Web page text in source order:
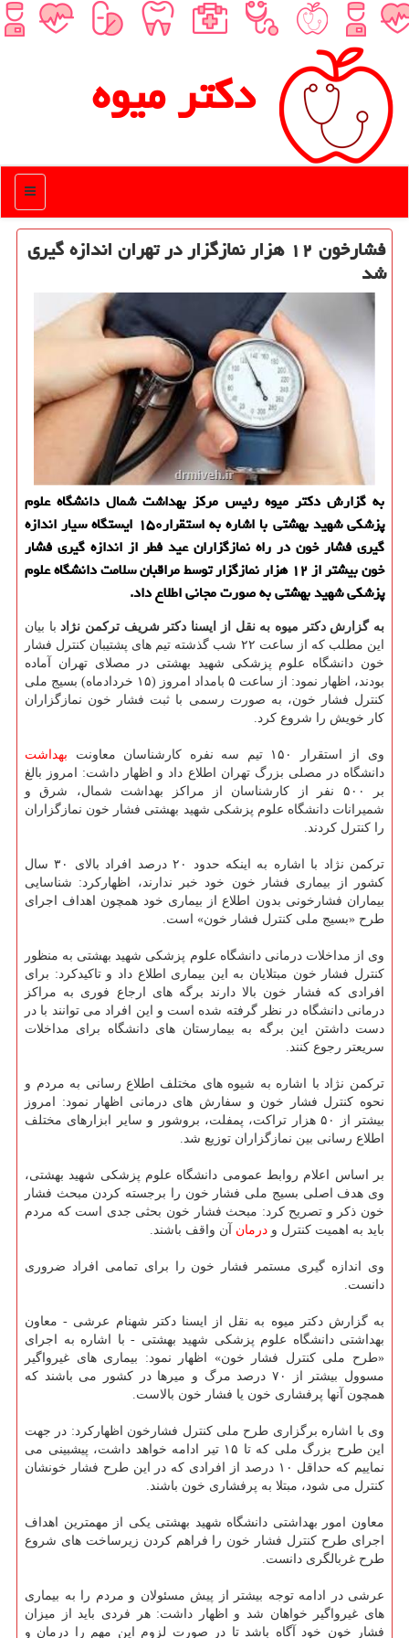
دكتر میوه
منو
فشارخون ۱۲ هزار نمازگزار در تهران اندازه گیری
شد
به گزارش دكتر میوه رئیس مركز بهداشت شمال دانشگاه علوم
پزشكی شهید بهشتی با اشاره به استقرار۱۵۰ ایستگاه سیار اندازه
گیری فشار خون در راه نمازگزاران عید فطر از اندازه گیری فشار
خون بیشتر از ۱۲ هزار نمازگزار توسط مراقبان سلامت دانشگاه علوم
پزشكی شهید بهشتی به صورت مجانی اطلاع داد.
به گزارش دكتر میوه به نقل از ایسنا دكتر شریف تركمن نژادبا بیان
این مطلب كه از ساعت ۲۲ شب گذشته تیم های پشتیبان كنترل فشار
خون دانشگاه علوم پزشكی شهید بهشتی در مصلای تهران آماده
بودند، اظهار نمود: از ساعت ۵ بامداد امروز (۱۵ خردادماه) بسیج ملی
كنترل فشار خون، به صورت رسمی با ثبت فشار خون نمازگزاران
كار خویش را شروع كرد.
وی از استقرار ۱۵۰ تیم سه نفره كارشناسان معاونت
بهداشت
دانشگاه در مصلی بزرگ تهران اطلاع داد و اظهار داشت: امروز بالغ
بر ۵۰۰ نفر از كارشناسان از مراكز بهداشت شمال، شرق و
شمیرانات دانشگاه علوم پزشكی شهید بهشتی فشار خون نمازگزاران
را كنترل كردند.
تركمن نژاد با اشاره به اینكه حدود ۲۰ درصد افراد بالای ۳۰ سال
كشور از بیماری فشار خون خود خبر ندارند، اظهاركرد: شناسایی
بیماران فشارخونی بدون اطلاع از بیماری خود همچون اهداف اجرای
طرح «بسیج ملی كنترل فشار خون» است.
وی از مداخلات درمانی دانشگاه علوم پزشكی شهید بهشتی به منظور
كنترل فشار خون مبتلایان به این بیماری اطلاع داد و تاكیدكرد: برای
افرادی كه فشار خون بالا دارند برگه های ارجاع فوری به مراكز
درمانی دانشگاه در نظر گرفته شده است و این افراد می توانند با در
دست داشتن این برگه به بیمارستان های دانشگاه برای مداخلات
سریعتر رجوع كنند.
تركمن نژاد با اشاره به شیوه های مختلف اطلاع رسانی به مردم و
نحوه كنترل فشار خون و سفارش های درمانی اظهار نمود: امروز
بیشتر از ۵۰ هزار تراكت، پمفلت، بروشور و سایر ابزارهای مختلف
اطلاع رسانی بین نمازگزاران توزیع شد.
بر اساس اعلام روابط عمومی دانشگاه علوم پزشكی شهید بهشتی،
وی هدف اصلی بسیج ملی فشار خون را برجسته كردن مبحث فشار
خون ذكر و تصریح كرد: مبحث فشار خون بحثی جدی است كه مردم
باید به اهمیت كنترل و درمان آن واقف باشند.
وی اندازه گیری مستمر فشار خون را برای تمامی افراد ضروری
دانست.
به گزارش دكتر میوه به نقل از ایسنا دكتر شهنام عرشی - معاون
بهداشتی دانشگاه علوم پزشكی شهید بهشتی - با اشاره به اجرای
«طرح ملی كنترل فشار خون» اظهار نمود: بیماری های غیرواگیر
مسوول بیشتر از ۷۰ درصد مرگ و میرها در كشور می باشند كه
همچون آنها پرفشاری خون یا فشار خون بالاست.
وی با اشاره برگزاری طرح ملی كنترل فشارخون اظهاركرد: در جهت
این طرح بزرگ ملی كه تا ۱۵ تیر ادامه خواهد داشت، پیشبینی می
نماییم كه حداقل ۱۰ درصد از افرادی كه در این طرح فشار خونشان
كنترل می شود، مبتلا به پرفشاری خون باشند.
معاون امور بهداشتی دانشگاه شهید بهشتی یكی از مهمترین اهداف
اجرای طرح كنترل فشار خون را فراهم كردن زیرساخت های شروع
طرح غربالگری دانست.
عرشی در ادامه توجه بیشتر از پیش مسئولان و مردم را به بیماری
های غیرواگیر خواهان شد و اظهار داشت: هر فردی باید از میزان
فشار خون خود آگاه باشد تا در صورت لزوم این مهم را درمان و